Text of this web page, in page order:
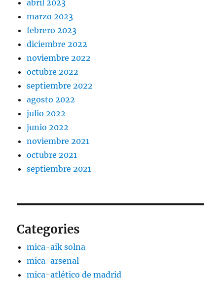
abril 2023
marzo 2023
febrero 2023
diciembre 2022
noviembre 2022
octubre 2022
septiembre 2022
agosto 2022
julio 2022
junio 2022
noviembre 2021
octubre 2021
septiembre 2021
Categories
mica-aik solna
mica-arsenal
mica-atlético de madrid